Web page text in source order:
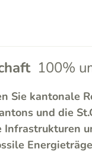
100%
Sie kantonale
und die